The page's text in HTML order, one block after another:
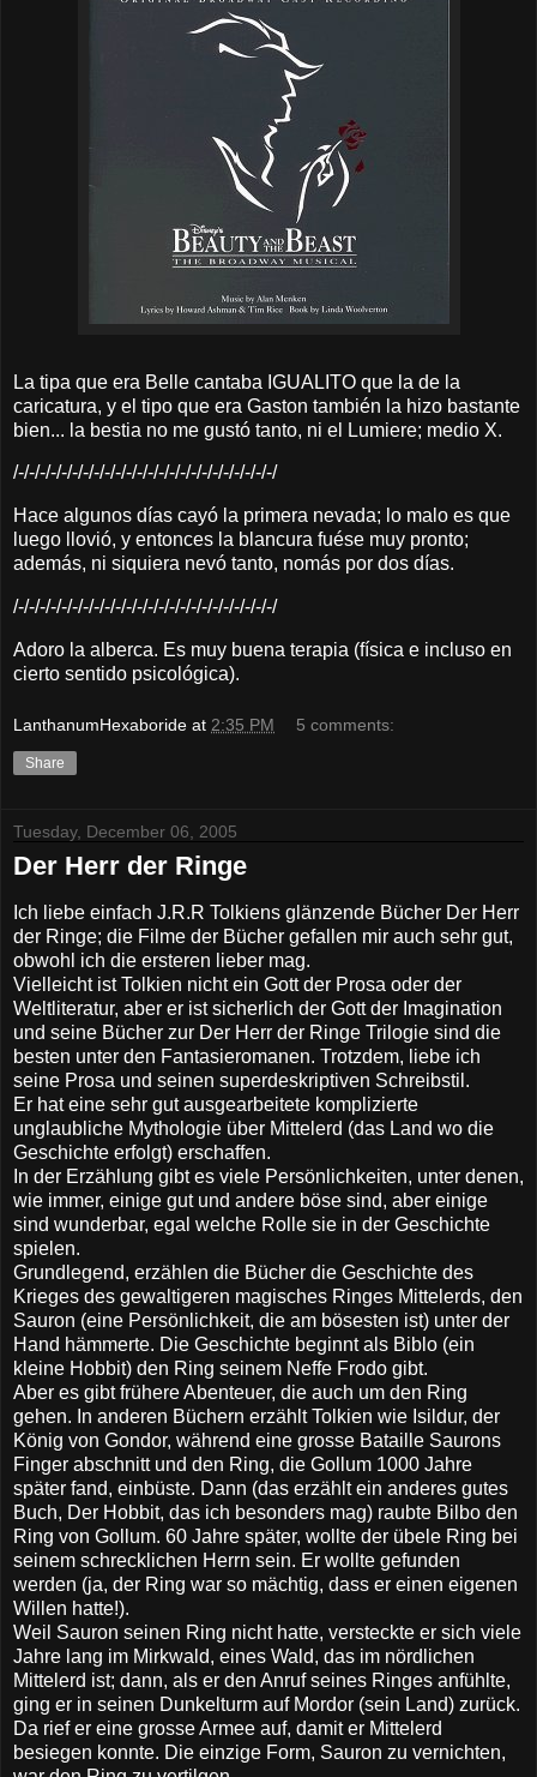
La tipa que era Belle cantaba IGUALITO que la de la
caricatura, y el tipo que era Gaston también la hizo bastante
bien... la bestia no me gustó tanto, ni el Lumiere; medio X.
/-/-/-/-/-/-/-/-/-/-/-/-/-/-/-/-/-/-/-/-/-/-/-/-/
Hace algunos días cayó la primera nevada; lo malo es que
luego llovió, y entonces la blancura fuése muy pronto;
además, ni siquiera nevó tanto, nomás por dos días.
/-/-/-/-/-/-/-/-/-/-/-/-/-/-/-/-/-/-/-/-/-/-/-/-/
Adoro la alberca. Es muy buena terapia (física e incluso en
cierto sentido psicológica).
LanthanumHexaboride at 2:35 PM 5 comments:
Share
Tuesday, December 06, 2005
Der Herr der Ringe
Ich liebe einfach J.R.R Tolkiens glänzende Bücher Der Herr
der Ringe; die Filme der Bücher gefallen mir auch sehr gut,
obwohl ich die ersteren lieber mag.
Vielleicht ist Tolkien nicht ein Gott der Prosa oder der
Weltliteratur, aber er ist sicherlich der Gott der Imagination
und seine Bücher zur Der Herr der Ringe Trilogie sind die
besten unter den Fantasieromanen. Trotzdem, liebe ich
seine Prosa und seinen superdeskriptiven Schreibstil.
Er hat eine sehr gut ausgearbeitete komplizierte
unglaubliche Mythologie über Mittelerd (das Land wo die
Geschichte erfolgt) erschaffen.
In der Erzählung gibt es viele Persönlichkeiten, unter denen,
wie immer, einige gut und andere böse sind, aber einige
sind wunderbar, egal welche Rolle sie in der Geschichte
spielen.
Grundlegend, erzählen die Bücher die Geschichte des
Krieges des gewaltigeren magisches Ringes Mittelerds, den
Sauron (eine Persönlichkeit, die am bösesten ist) unter der
Hand hämmerte. Die Geschichte beginnt als Biblo (ein
kleine Hobbit) den Ring seinem Neffe Frodo gibt.
Aber es gibt frühere Abenteuer, die auch um den Ring
gehen. In anderen Büchern erzählt Tolkien wie Isildur, der
König von Gondor, während eine grosse Bataille Saurons
Finger abschnitt und den Ring, die Gollum 1000 Jahre
später fand, einbüste. Dann (das erzählt ein anderes gutes
Buch, Der Hobbit, das ich besonders mag) raubte Bilbo den
Ring von Gollum. 60 Jahre später, wollte der übele Ring bei
seinem schrecklichen Herrn sein. Er wollte gefunden
werden (ja, der Ring war so mächtig, dass er einen eigenen
Willen hatte!).
Weil Sauron seinen Ring nicht hatte, versteckte er sich viele
Jahre lang im Mirkwald, eines Wald, das im nördlichen
Mittelerd ist; dann, als er den Anruf seines Ringes anfühlte,
ging er in seinen Dunkelturm auf Mordor (sein Land) zurück.
Da rief er eine grosse Armee auf, damit er Mittelerd
besiegen konnte. Die einzige Form, Sauron zu vernichten,